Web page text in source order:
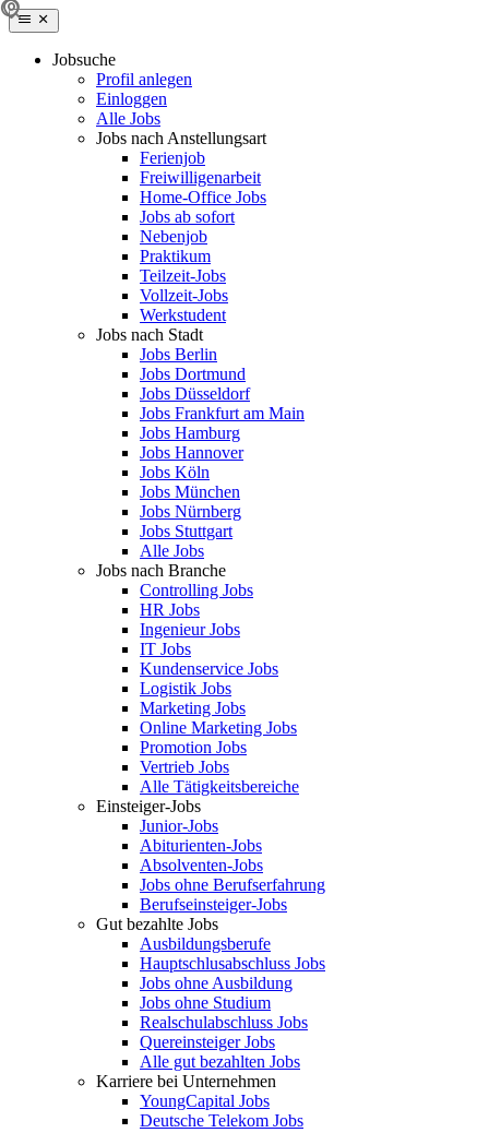
Jobsuche
Profil anlegen
Einloggen
Alle Jobs
Jobs nach Anstellungsart
Ferienjob
Freiwilligenarbeit
Home-Office Jobs
Jobs ab sofort
Nebenjob
Praktikum
Teilzeit-Jobs
Vollzeit-Jobs
Werkstudent
Jobs nach Stadt
Jobs Berlin
Jobs Dortmund
Jobs Düsseldorf
Jobs Frankfurt am Main
Jobs Hamburg
Jobs Hannover
Jobs Köln
Jobs München
Jobs Nürnberg
Jobs Stuttgart
Alle Jobs
Jobs nach Branche
Controlling Jobs
HR Jobs
Ingenieur Jobs
IT Jobs
Kundenservice Jobs
Logistik Jobs
Marketing Jobs
Online Marketing Jobs
Promotion Jobs
Vertrieb Jobs
Alle Tätigkeitsbereiche
Einsteiger-Jobs
Junior-Jobs
Abiturienten-Jobs
Absolventen-Jobs
Jobs ohne Berufserfahrung
Berufseinsteiger-Jobs
Gut bezahlte Jobs
Ausbildungsberufe
Hauptschlusabschluss Jobs
Jobs ohne Ausbildung
Jobs ohne Studium
Realschulabschluss Jobs
Quereinsteiger Jobs
Alle gut bezahlten Jobs
Karriere bei Unternehmen
YoungCapital Jobs
Deutsche Telekom Jobs